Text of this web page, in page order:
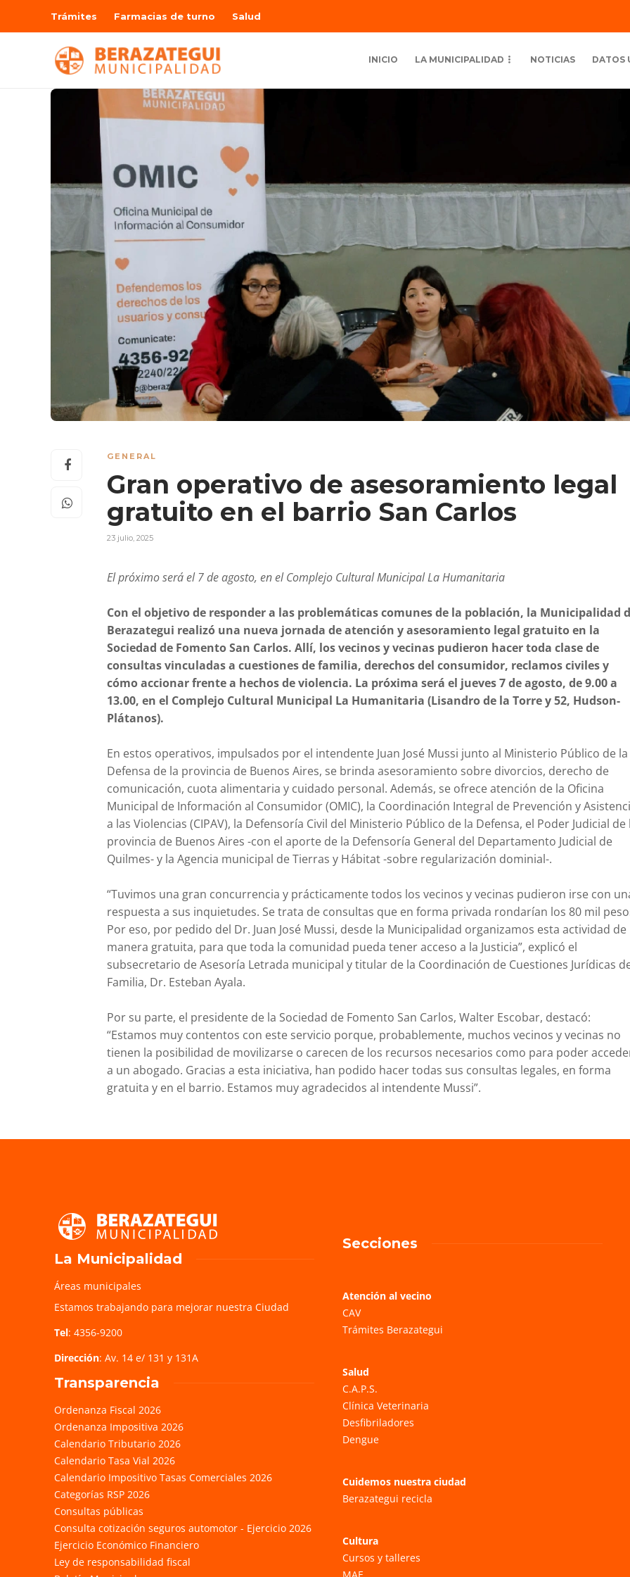
Trámites Farmacias de turno Salud
INICIO LA MUNICIPALIDAD NOTICIAS DATOS
GENERAL
Gran operativo de asesoramiento legal
gratuito en el barrio San Carlos
23 julio, 2025
El próximo será el 7 de agosto, en el Complejo Cultural Municipal La Humanitaria
Con el objetivo de responder a las problemáticas comunes de la población, la Municipalidad
Berazategui realizó una nueva jornada de atención y asesoramiento legal gratuito en la
Sociedad de Fomento San Carlos. Allí, los vecinos y vecinas pudieron hacer toda clase de
consultas vinculadas a cuestiones de familia, derechos del consumidor, reclamos civiles y
cómo accionar frente a hechos de violencia. La próxima será el jueves 7 de agosto, de 9.00 a
13.00, en el Complejo Cultural Municipal La Humanitaria (Lisandro de la Torre y 52, Hudson-
Plátanos).
En estos operativos, impulsados por el intendente Juan José Mussi junto al Ministerio Público de la
Defensa de la provincia de Buenos Aires, se brinda asesoramiento sobre divorcios, derecho de
comunicación, cuota alimentaria y cuidado personal. Además, se ofrece atención de la Oficina
Municipal de Información al Consumidor (OMIC), la Coordinación Integral de Prevención y
a las Violencias (CIPAV), la Defensoría Civil del Ministerio Público de la Defensa, el Poder Judicial de
provincia de Buenos Aires -con el aporte de la Defensoría General del Departamento Judicial de
Quilmes- y la Agencia municipal de Tierras y Hábitat -sobre regularización dominial-.
“Tuvimos una gran concurrencia y prácticamente todos los vecinos y vecinas pudieron irse con
respuesta a sus inquietudes. Se trata de consultas que en forma privada rondarían los 80 mil
Por eso, por pedido del Dr. Juan José Mussi, desde la Municipalidad organizamos esta actividad de
manera gratuita, para que toda la comunidad pueda tener acceso a la Justicia”, explicó el
subsecretario de Asesoría Letrada municipal y titular de la Coordinación de Cuestiones Jurídicas
Familia, Dr. Esteban Ayala.
Por su parte, el presidente de la Sociedad de Fomento San Carlos, Walter Escobar, destacó:
“Estamos muy contentos con este servicio porque, probablemente, muchos vecinos y vecinas no
tienen la posibilidad de movilizarse o carecen de los recursos necesarios como para poder
a un abogado. Gracias a esta iniciativa, han podido hacer todas sus consultas legales, en forma
gratuita y en el barrio. Estamos muy agradecidos al intendente Mussi”.
La Municipalidad
Áreas municipales
Estamos trabajando para mejorar nuestra Ciudad
Tel: 4356-9200
Dirección: Av. 14 e/ 131 y 131A
Transparencia
Ordenanza Fiscal 2026
Ordenanza Impositiva 2026
Calendario Tributario 2026
Calendario Tasa Vial 2026
Calendario Impositivo Tasas Comerciales 2026
Categorías RSP 2026
Consultas públicas
Consulta cotización seguros automotor - Ejercicio 2026
Ejercicio Económico Financiero
Ley de responsabilidad fiscal
Secciones
Atención al vecino
CAV
Trámites Berazategui
Salud
C.A.P.S.
Clínica Veterinaria
Desfibriladores
Dengue
Cuidemos nuestra ciudad
Berazategui recicla
Cultura
Cursos y talleres